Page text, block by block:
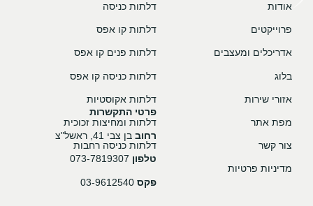
אודות
פרוייקטים
אדריכלים ומעצבים
בלוג
אזורי שירות
מפת אתר
צור קשר
מדיניות פרטיות
דלתות כניסה
דלתות קו אפס
דלתות פנים קו אפס
דלתות כניסה קו אפס
דלתות אקוסטיות
דלתות ומחיצות זכוכית
דלתות כניסה רחבות
פרטי התקשרות
רחוב בן צבי 41, ראשל"צ
טלפון 073-7819307
פקס 03-9612540